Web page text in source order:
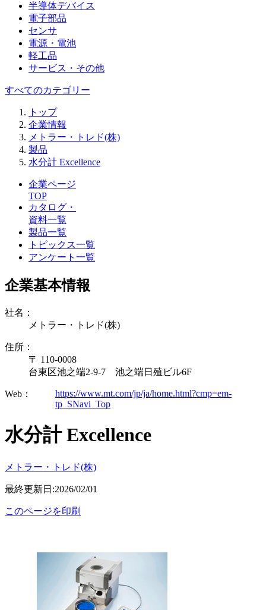
半導体デバイス
電子部品
センサ
電源・電池
軽工品
サービス・その他
すべてのカテゴリー
トップ
企業情報
メトラー・トレド(株)
製品
水分計 Excellence
企業ページ
TOP
カタログ・
資料一覧
製品一覧
トピックス一覧
アンケート一覧
企業基本情報
社名：
メトラー・トレド(株)
住所：
〒 110-0008
台東区池之端2-9-7 池之端日殖ビル6F
Web：
https://www.mt.com/jp/ja/home.html?cmp=em-
tp_SNavi_Top
水分計 Excellence
メトラー・トレド(株)
最終更新日:2026/02/01
このページを印刷